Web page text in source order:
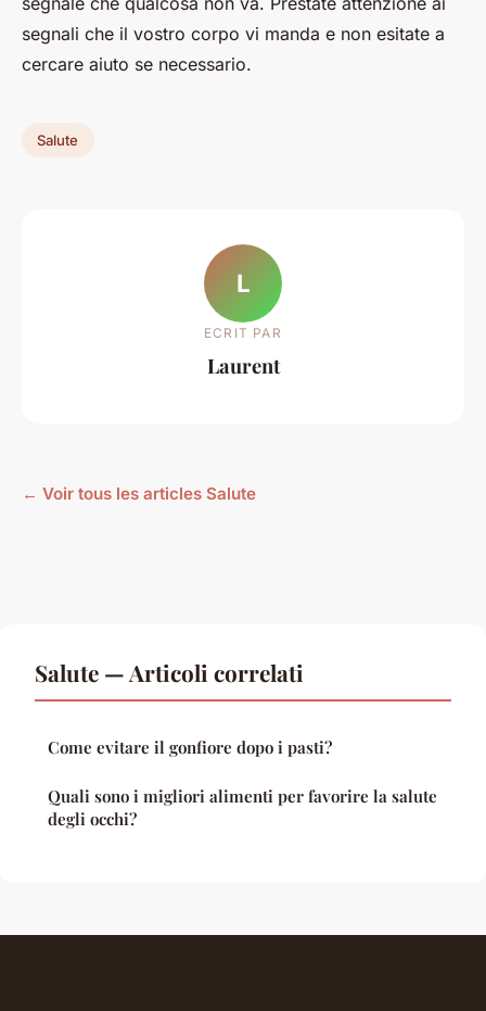
segnali che il vostro corpo vi manda e non esitate a
cercare aiuto se necessario.
Salute
L
ECRIT PAR
Laurent
← Voir tous les articles Salute
Salute — Articoli correlati
Come evitare il gonfiore dopo i pasti?
Quali sono i migliori alimenti per favorire la salute
degli occhi?